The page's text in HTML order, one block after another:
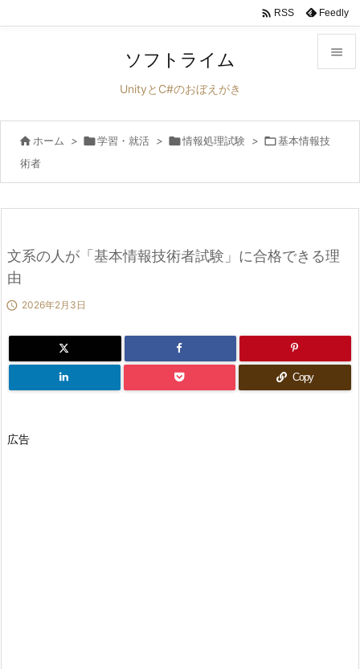


サイド
前へ


検索
 RSS Feedly
ソフトライム
UnityとC#のおぼえがき
 ホーム > 学習・就活 > 情報処理試験 > 基本情報技
術者
文系の人が「基本情報技術者試験」に合格できる理
由
 2026年2月3日
Copy
広告